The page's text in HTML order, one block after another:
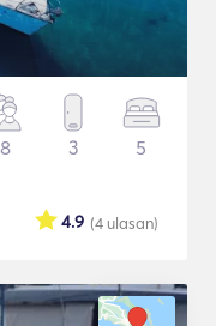
8 3 5
(4 ulasan)
4.9